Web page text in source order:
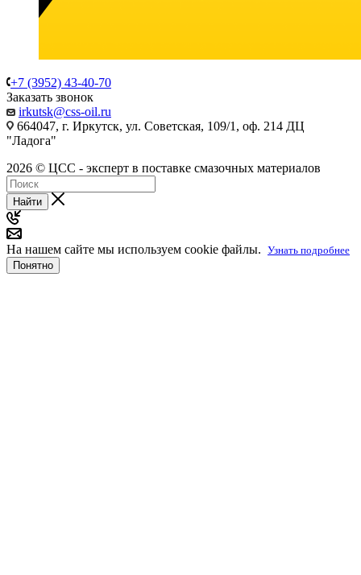
+7 (3952) 43-40-70
Заказать звонок
irkutsk@css-oil.ru
664047, г. Иркутск, ул. Советская, 109/1, оф. 214 ДЦ
"Ладога"
2026 © ЦСС - эксперт в поставке смазочных материалов
Найти
На нашем сайте мы используем cookie файлы. Узнать подробнее
Понятно